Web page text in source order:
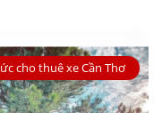
cho thuê xe Cần Thơ